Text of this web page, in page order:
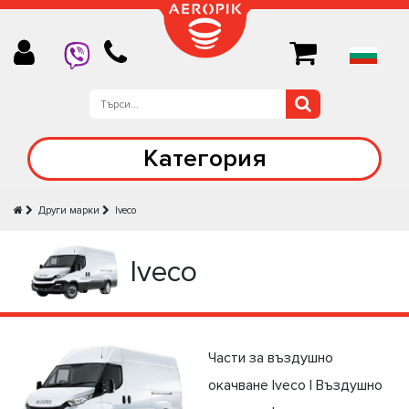
Категория
Други марки Iveco
Iveco
Части за въздушно
окачване Iveco | Въздушно